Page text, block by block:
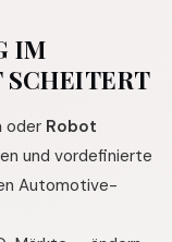
IM
oder Robot
und vordefinierte
Automotive-